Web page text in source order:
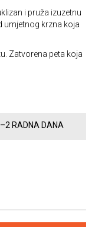
i pruža izuzetnu
umjetnog krzna koja
Zatvorena peta koja
RADNA DANA